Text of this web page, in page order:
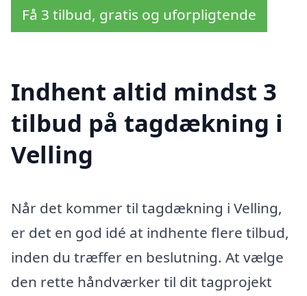
Få 3 tilbud, gratis og uforpligtende
Indhent altid mindst 3
tilbud på tagdækning i
Velling
Når det kommer til tagdækning i Velling,
er det en god idé at indhente flere tilbud,
inden du træffer en beslutning. At vælge
den rette håndværker til dit tagprojekt